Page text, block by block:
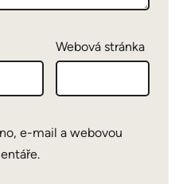
Webová stránka
e-mail a webovou